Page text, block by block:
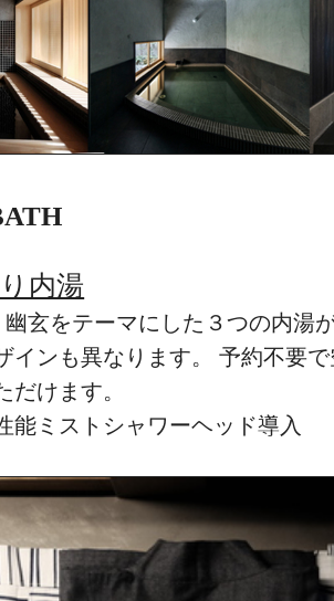
内湯
玄をテーマにした３つの内湯
インも異なります。 予約不要
だけます。
能ミストシャワーヘッド導入